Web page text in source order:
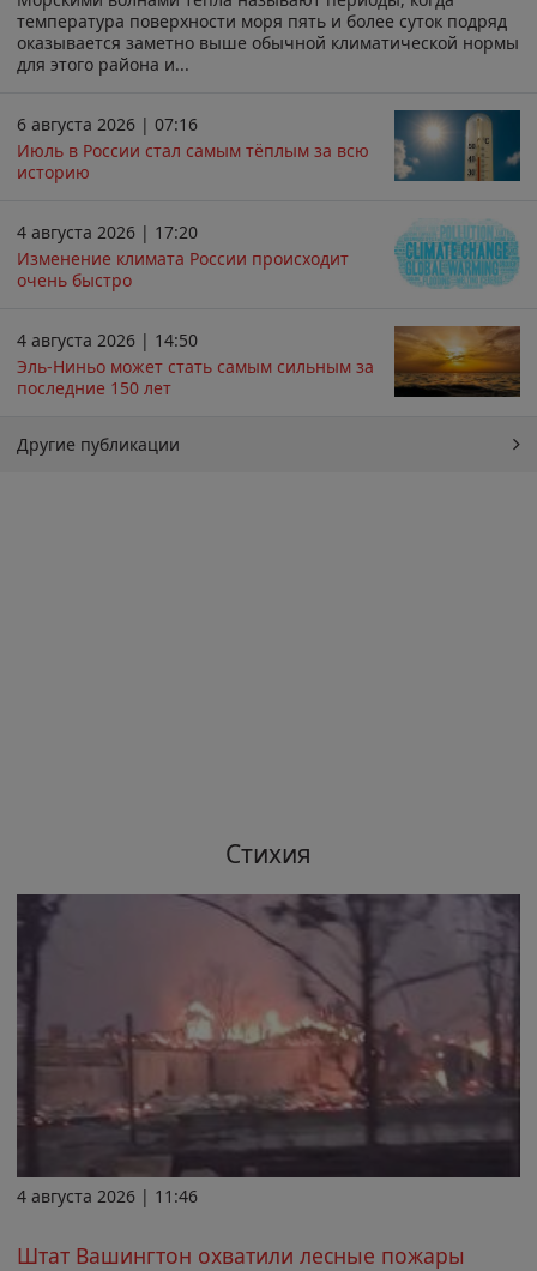
температура поверхности моря пять и более суток подряд
оказывается заметно выше обычной климатической нормы
для этого района и...
6 августа 2026 | 07:16
Июль в России стал самым тёплым за всю
историю
4 августа 2026 | 17:20
Изменение климата России происходит
очень быстро
4 августа 2026 | 14:50
Эль-Ниньо может стать самым сильным за
последние 150 лет
Другие публикации
Стихия
4 августа 2026 | 11:46
Штат Вашингтон охватили лесные пожары